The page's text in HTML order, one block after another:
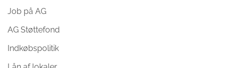
Job på AG
AG Støttefond
Indkøbspolitik